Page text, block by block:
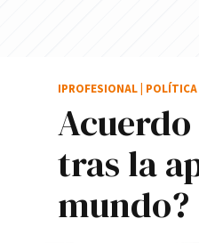
tras la
mundo?
IPROFESIONAL POLÍTICA